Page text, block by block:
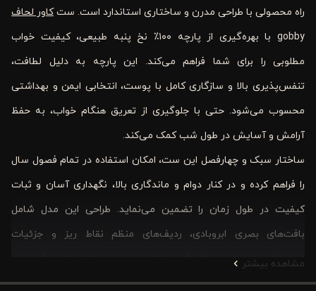
‌راه محصولی با طراحی مدرن و ساختاری استاندارد است. ستکاور لحاف
gobby با بهره‌گیری از پارچه ۱۰۰٪ نخ پنبه طبیعی، کیفیت خواب
مطلوبی را برای شما فراهم می‌کند. این پارچه به دلیل لطافت،
تنفس‌پذیری بالا و سازگاری کامل با پوست، انتخابی ایمن و بهداشتی
محسوب می‌شود. حتی با جلوگیری از تعریق هنگام خواب، به حفظ
آرامش و آسایش در طول شب کمک می‌کند.
ساختار سبک و چهارفصل این ست، امکان استفاده در تمام فصول سال
را فراهم کرده و در کنار دوام و ماندگاری بالا، نگهداری آسان و ثبات
کیفیت در طول زمان را تضمین می‌نماید. طراحی این مدل شامل
بافت‌های بصری ابروبادی، ردیف‌های منظم نقاط ریز و جزئیات
لوزی‌شکل هندسی می‌باشد که جلوه‌ای هنری و عمیق ایجاد می‌کند.
ترکیب خطوط عمودی در کاور لحاف و خطوط افقی در روبالشتی تعادل
مشاهده بیشتر